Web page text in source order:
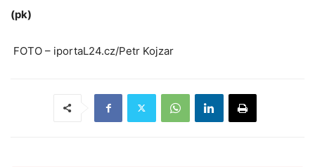
(pk)
FOTO – iportaL24.cz/Petr Kojzar